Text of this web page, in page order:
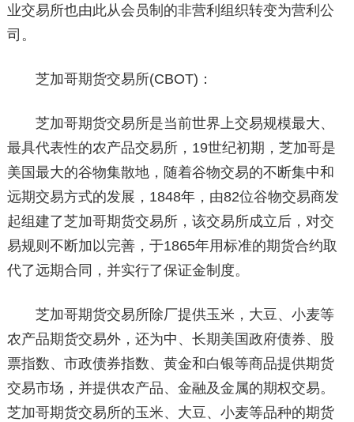
业交易所也由此从会员制的非营利组织转变为营利公
司。
芝加哥期货交易所(CBOT)：
芝加哥期货交易所是当前世界上交易规模最大、
最具代表性的农产品交易所，19世纪初期，芝加哥是
美国最大的谷物集散地，随着谷物交易的不断集中和
远期交易方式的发展，1848年，由82位谷物交易商发
起组建了芝加哥期货交易所，该交易所成立后，对交
易规则不断加以完善，于1865年用标准的期货合约取
代了远期合同，并实行了保证金制度。
芝加哥期货交易所除厂提供玉米，大豆、小麦等
农产品期货交易外，还为中、长期美国政府债券、股
票指数、市政债券指数、黄金和白银等商品提供期货
交易市场，并提供农产品、金融及金属的期权交易。
芝加哥期货交易所的玉米、大豆、小麦等品种的期货